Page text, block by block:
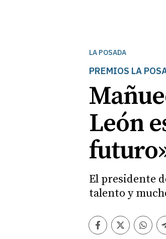
LA POSADA
PREMIOS LA
León
El presidente
talento y
Facebook
Twitter